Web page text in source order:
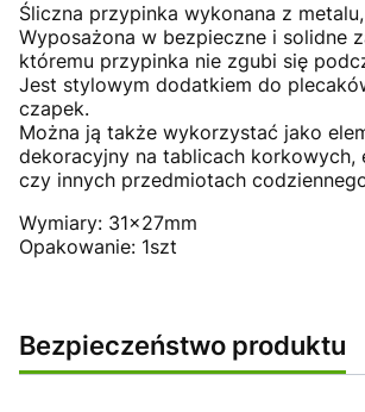
Śliczna przypinka wykonana z
Wyposażona w bezpieczne i solidne
któremu przypinka nie zgubi się
Jest stylowym dodatkiem do
czapek.
Można ją także wykorzystać jako
dekoracyjny na tablicach korkowych,
czy innych przedmiotach
Wymiary: 31x27mm
Opakowanie: 1szt
Bezpieczeństwo produktu